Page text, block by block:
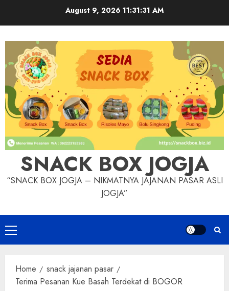
August 9, 2026 11:31:32 AM
SNACK BOX JOGJA
“SNACK BOX JOGJA – NIKMATNYA JAJANAN PASAR ASLI
JOGJA”
Primary
Menu
Home
snack jajanan pasar
Terima Pesanan Kue Basah Terdekat di BOGOR